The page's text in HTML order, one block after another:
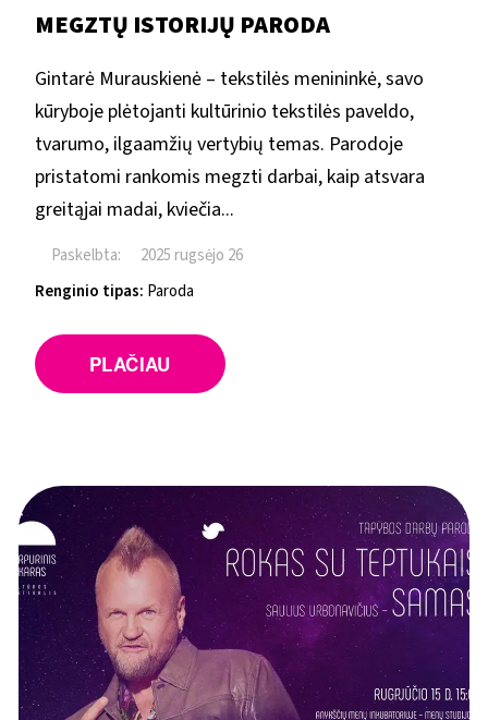
MEGZTŲ ISTORIJŲ PARODA
Gintarė Murauskienė – tekstilės menininkė, savo
kūryboje plėtojanti kultūrinio tekstilės paveldo,
tvarumo, ilgaamžių vertybių temas. Parodoje
pristatomi rankomis megzti darbai, kaip atsvara
greitąjai madai, kviečia...
Paskelbta:
2025 rugsėjo 26
Renginio tipas: Paroda
PLAČIAU